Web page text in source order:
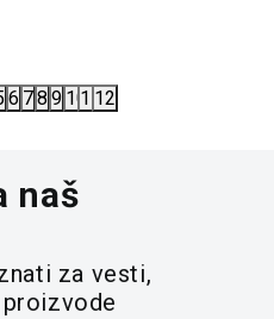
6 78 9 101112
naš
za vesti,